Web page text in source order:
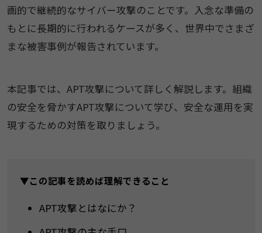
画的で継続的なサイバー攻撃のことです。入念な準備の
もとに長期的に行われるケースが多く、世界中でさまざ
まな被害事例が報告されています。
本記事では、APT攻撃について詳しく解説します。組織
の安全を脅かすAPT攻撃について学び、安全な運用を実
現するための対策を取りましょう。
▼この記事を読めば理解できること
APT攻撃とはなにか？